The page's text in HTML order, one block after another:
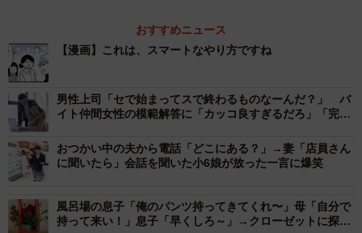
おすすめニュース
【漫画】これは、スマートなやり方ですね
男性上司「セで始まってスで終わるものなーんだ？」 バ
イト仲間女性の模範解答に「カッコ良すぎるだろ」「完璧
おつかい中の夫から電話「どこにある？」→妻「店員さん
に聞いたら」会話を聞いた小6娘が放った一言に爆笑
風呂場の息子「俺のパンツ持ってきてくれ〜」母「自分で
持って来い！」息子「早くしろ～」→クローゼットに探し